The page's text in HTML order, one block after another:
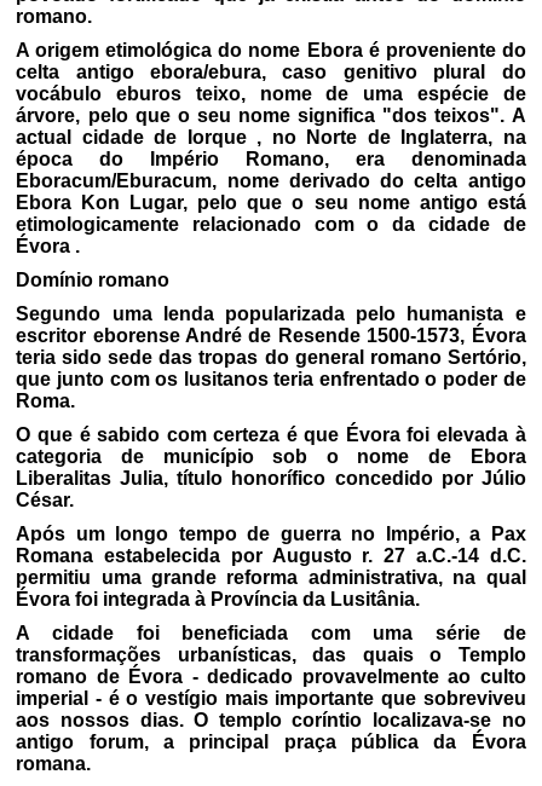
romano.
A origem etimológica do nome Ebora é proveniente do
celta antigo ebora/ebura, caso genitivo plural do
vocábulo eburos teixo, nome de uma espécie de
árvore, pelo que o seu nome significa "dos teixos". A
actual cidade de Iorque , no Norte de Inglaterra, na
época do Império Romano, era denominada
Eboracum/Eburacum, nome derivado do celta antigo
Ebora Kon Lugar, pelo que o seu nome antigo está
etimologicamente relacionado com o da cidade de
Évora .
Domínio romano
Segundo uma lenda popularizada pelo humanista e
escritor eborense André de Resende 1500-1573, Évora
teria sido sede das tropas do general romano Sertório,
que junto com os lusitanos teria enfrentado o poder de
Roma.
O que é sabido com certeza é que Évora foi elevada à
categoria de município sob o nome de Ebora
Liberalitas Julia, título honorífico concedido por Júlio
César.
Após um longo tempo de guerra no Império, a Pax
Romana estabelecida por Augusto r. 27 a.C.-14 d.C.
permitiu uma grande reforma administrativa, na qual
Évora foi integrada à Província da Lusitânia.
A cidade foi beneficiada com uma série de
transformações urbanísticas, das quais o Templo
romano de Évora - dedicado provavelmente ao culto
imperial - é o vestígio mais importante que sobreviveu
aos nossos dias. O templo coríntio localizava-se no
antigo forum, a principal praça pública da Évora
romana.